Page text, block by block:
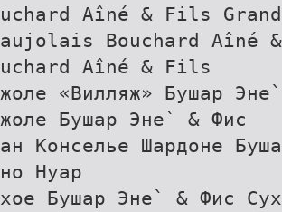
Aîné & Fils
Bouchard
Aîné & Fils
«Вилляж» Бушар
Бушар Эне` & Фис
Конселье Шардоне
Нуар
Бушар Эне` & Фис